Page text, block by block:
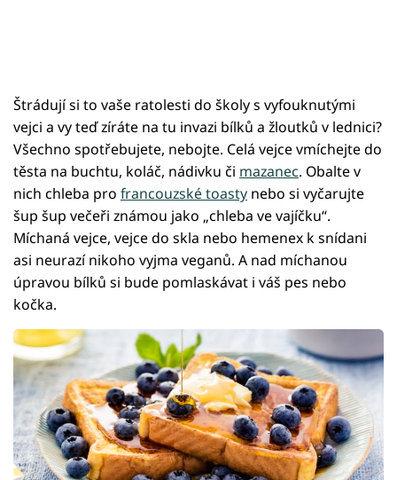
Štrádují si to vaše ratolesti do školy s vyfouknutými
vejci a vy teď zíráte na tu invazi bílků a žloutků v lednici?
Všechno spotřebujete, nebojte. Celá vejce vmíchejte do
těsta na buchtu, koláč, nádivku či mazanec. Obalte v
nich chleba pro francouzské toasty nebo si vyčarujte
šup šup večeři známou jako „chleba ve vajíčku“.
Míchaná vejce, vejce do skla nebo hemenex k snídani
asi neurazí nikoho vyjma veganů. A nad míchanou
úpravou bílků si bude pomlaskávat i váš pes nebo
kočka.